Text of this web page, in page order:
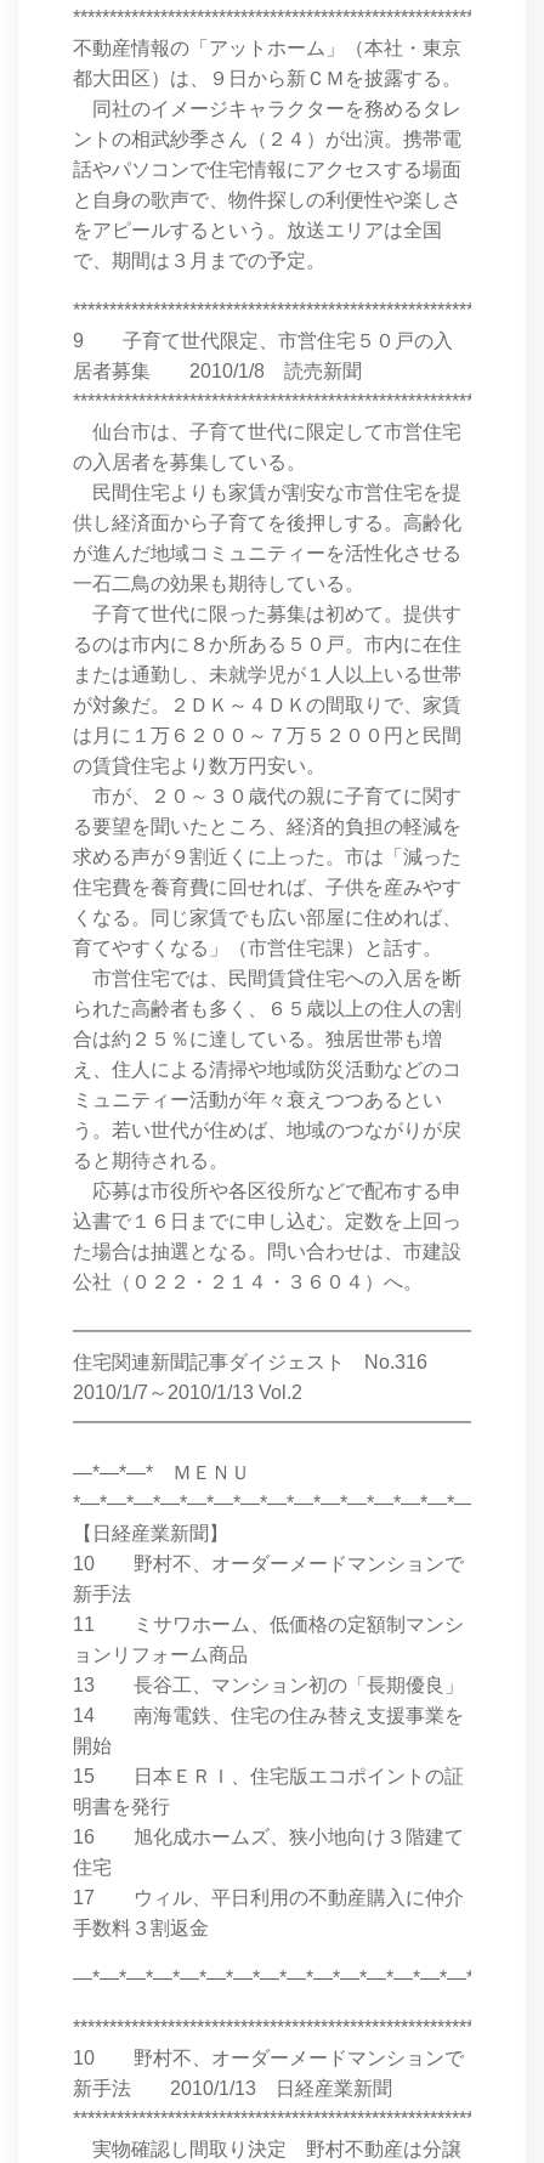
不動産情報の「アットホーム」（本社・東京
都大田区）は、９日から新ＣＭを披露する。
同社のイメージキャラクターを務めるタレ
ントの相武紗季さん（２４）が出演。携帯電
話やパソコンで住宅情報にアクセスする場面
と自身の歌声で、物件探しの利便性や楽しさ
をアピールするという。放送エリアは全国
で、期間は３月までの予定。
9 子育て世代限定、市営住宅５０戸の入
居者募集 2010/1/8 読売新聞
仙台市は、子育て世代に限定して市営住宅
の入居者を募集している。
民間住宅よりも家賃が割安な市営住宅を提
供し経済面から子育てを後押しする。高齢化
が進んだ地域コミュニティーを活性化させる
一石二鳥の効果も期待している。
子育て世代に限った募集は初めて。提供す
るのは市内に８か所ある５０戸。市内に在住
または通勤し、未就学児が１人以上いる世帯
が対象だ。２ＤＫ～４ＤＫの間取りで、家賃
は月に１万６２００～７万５２００円と民間
の賃貸住宅より数万円安い。
市が、２０～３０歳代の親に子育てに関す
る要望を聞いたところ、経済的負担の軽減を
求める声が９割近くに上った。市は「減った
住宅費を養育費に回せれば、子供を産みやす
くなる。同じ家賃でも広い部屋に住めれば、
育てやすくなる」（市営住宅課）と話す。
市営住宅では、民間賃貸住宅への入居を断
られた高齢者も多く、６５歳以上の住人の割
合は約２５％に達している。独居世帯も増
え、住人による清掃や地域防災活動などのコ
ミュニティー活動が年々衰えつつあるとい
う。若い世代が住めば、地域のつながりが戻
ると期待される。
応募は市役所や各区役所などで配布する申
込書で１６日までに申し込む。定数を上回っ
た場合は抽選となる。問い合わせは、市建設
公社（０２２・２１４・３６０４）へ。
住宅関連新聞記事ダイジェスト No.316
2010/1/7～2010/1/13 Vol.2
―*―*―* ＭＥＮＵ
【日経産業新聞】
10 野村不、オーダーメードマンションで
新手法
11 ミサワホーム、低価格の定額制マンシ
ョンリフォーム商品
13 長谷工、マンション初の「長期優良」
14 南海電鉄、住宅の住み替え支援事業を
開始
15 日本ＥＲＩ、住宅版エコポイントの証
明書を発行
16 旭化成ホームズ、狭小地向け３階建て
住宅
17 ウィル、平日利用の不動産購入に仲介
手数料３割返金
10 野村不、オーダーメードマンションで
新手法 2010/1/13 日経産業新聞
実物確認し間取り決定 野村不動産は分譲